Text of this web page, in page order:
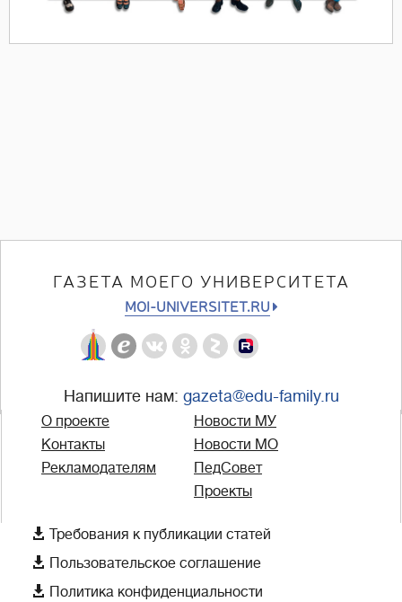
ГАЗЕТА МОЕГО УНИВЕРСИТЕТА
MOI-UNIVERSITET.RU
Напишите нам: gazeta@edu-family.ru
О проекте
Контакты
Рекламодателям
Новости МУ
Новости МО
ПедСовет
Проекты
 Требования к публикации статей
 Пользовательское соглашение
 Политика конфиденциальности